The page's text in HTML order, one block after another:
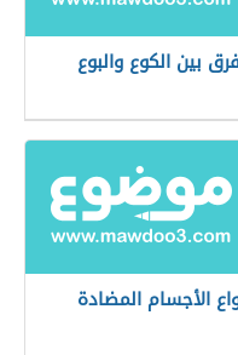
بين الكوع والبوع
الأجسام المضادة